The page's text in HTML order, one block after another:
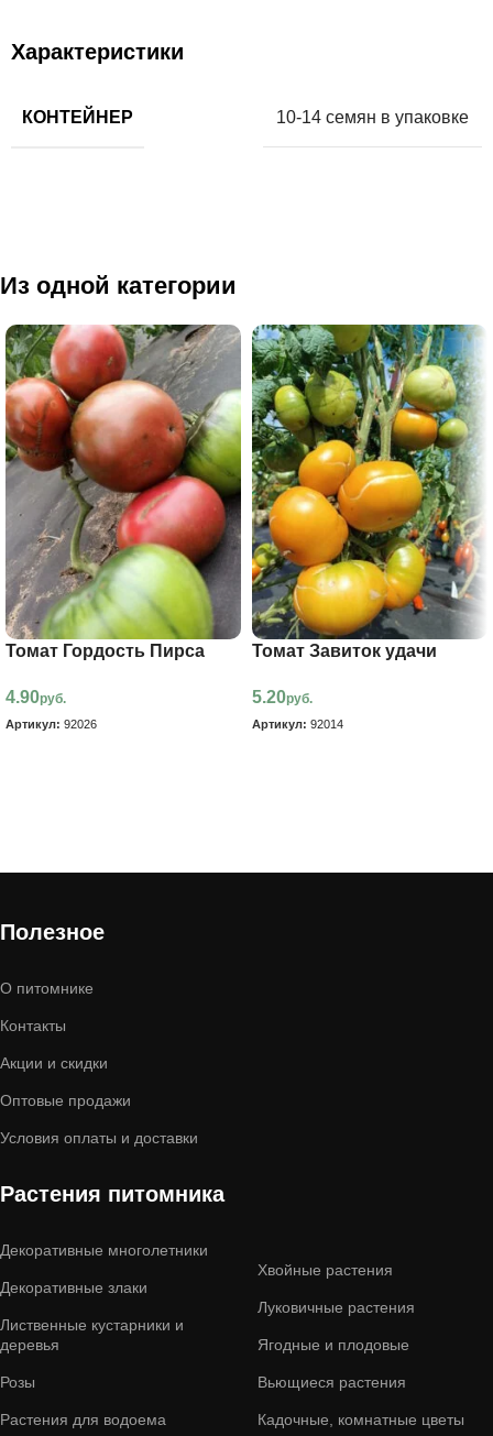
Характеристики
КОНТЕЙНЕР 10-14 семян в упаковке
Из одной категории
Томат Гордость Пирса
4.90руб.
Артикул: 92026
Томат Завиток удачи
5.20руб.
Артикул: 92014
Полезное
О питомнике
Контакты
Акции и скидки
Оптовые продажи
Условия оплаты и доставки
Растения питомника
Декоративные многолетники
Декоративные злаки
Лиственные кустарники и
деревья
Розы
Растения для водоема
Хвойные растения
Луковичные растения
Ягодные и плодовые
Вьющиеся растения
Кадочные, комнатные цветы